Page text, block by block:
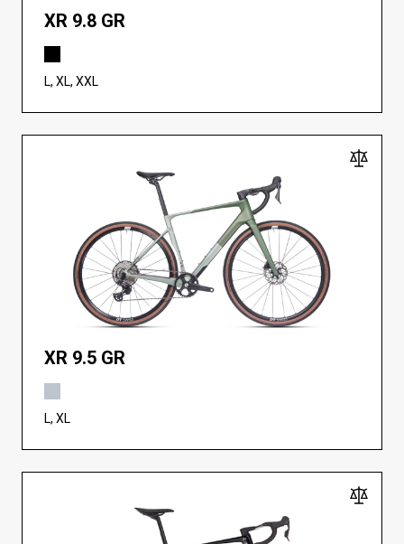
XR 9.8 GR
L, XL, XXL
XR 9.5 GR
L, XL